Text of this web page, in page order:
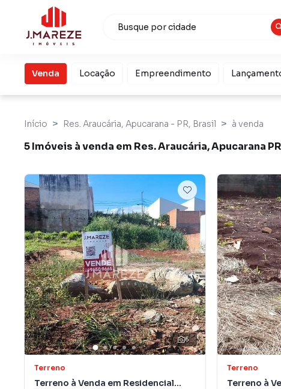
Venda Locação Empreendimento
Início Res. Araucária, Apucarana - PR, Brasil à venda
5 Imóveis à venda em Res. Araucária, Apucarana PR
6
Terreno
Terreno à Venda em Residencial
Terreno
Terreno à